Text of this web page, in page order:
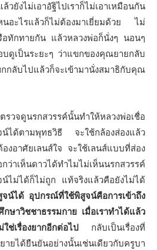
ยังไม่เอาอัฐิไปเราก็ไม่เอาเหมือนกัน
นอะไรแล้วก็ไม่ต้องมาเยี่ยมด้วย ไม่
ทักทายกัน แล้วหลวงพ่อก็นั่งๆ นอนๆ
ดูเป็นระยะๆ ว่าแขกของคุณยายกลับ
ลับไปแล้วก็จะเข้ามานั่งสมาธิกับคุณ
ดูนรกสวรรค์นั้นทําให้หลวงพ่อเชื่อ
น์ได้ตามพุทธวิธี จะใช้กล้องส่องแล้ว
งอาศัยเลนส์ใจ จะใช้เลนส์แบบที่ส่อง
าเห็นดาวได้ทําไมไม่เห็นนรกสวรรค์
ไม่ได้ก็ไม่ถูก แท้จริงแล้วคือยังไม่ได้
น์ได้ อุปกรณ์ที่ใช้พิสูจน์คือการเข้าถึง
ษาวิชชาธรรมกาย เมื่อเราทําได้แล้ว
ช่เรื่องยากอีกต่อไป กลับเป็นเรื่องที่
ได้ยืนยันอย่างนั้นเช่นเดียวกับครูบา